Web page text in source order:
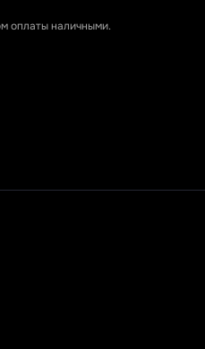
оплаты наличными.